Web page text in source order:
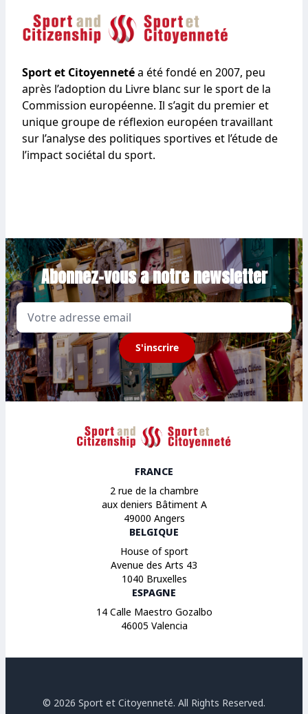
Sport et Citoyennetéa été fondé en 2007, peu
après l’adoption du Livre blanc sur le sport de la
Commission européenne. Il s’agit du premier et
unique groupe de réflexion européen travaillant
sur l’analyse des politiques sportives et l’étude de
l’impact sociétal du sport.
Abonnez-vous a notre newsletter
S'inscrire
Sport et Citoyenneté
FRANCE
2 rue de la chambre
aux deniers Bâtiment A
49000 Angers
BELGIQUE
House of sport
Avenue des Arts 43
1040 Bruxelles
ESPAGNE
14 Calle Maestro Gozalbo
46005 Valencia
© 2026 Sport et Citoyenneté. All Rights Reserved.